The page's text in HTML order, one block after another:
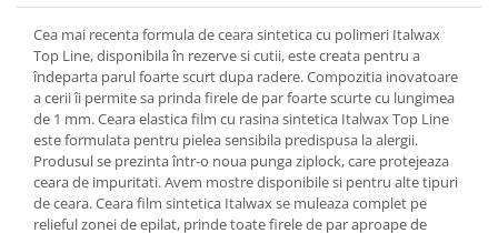
Cea mai recenta formula de ceara sintetica cu polimeri Italwax
Top Line, disponibila în rezerve si cutii, este creata pentru a
îndeparta parul foarte scurt dupa radere. Compozitia inovatoare
a cerii îi permite sa prinda firele de par foarte scurte cu lungimea
de 1 mm. Ceara elastica film cu rasina sintetica Italwax Top Line
este formulata pentru pielea sensibila predispusa la alergii.
Produsul se prezinta într-o noua punga ziplock, care protejeaza
ceara de impuritati. Avem mostre disponibile si pentru alte tipuri
de ceara. Ceara film sintetica Italwax se muleaza complet pe
relieful zonei de epilat, prinde toate firele de par aproape de